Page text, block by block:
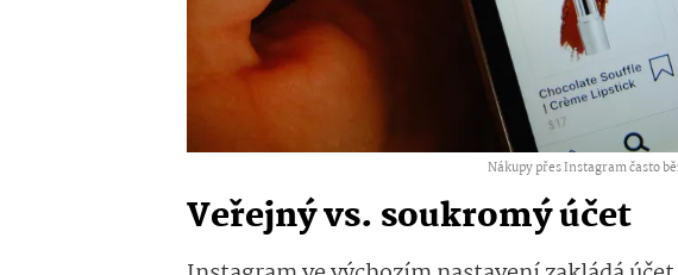
Nákupy přes Instagram často
Veřejný vs. soukromý účet